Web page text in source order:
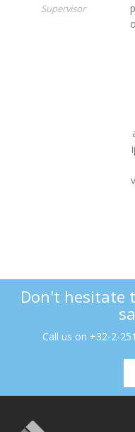
Supervisor
Don't hesitate
Call us on +32-2-